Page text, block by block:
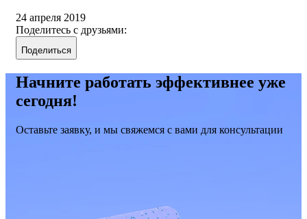
24 апреля 2019
Поделитесь с друзьями:
Поделиться
Начните работать эффективнее уже
сегодня!
Оставьте заявку, и мы свяжемся с вами для консультации